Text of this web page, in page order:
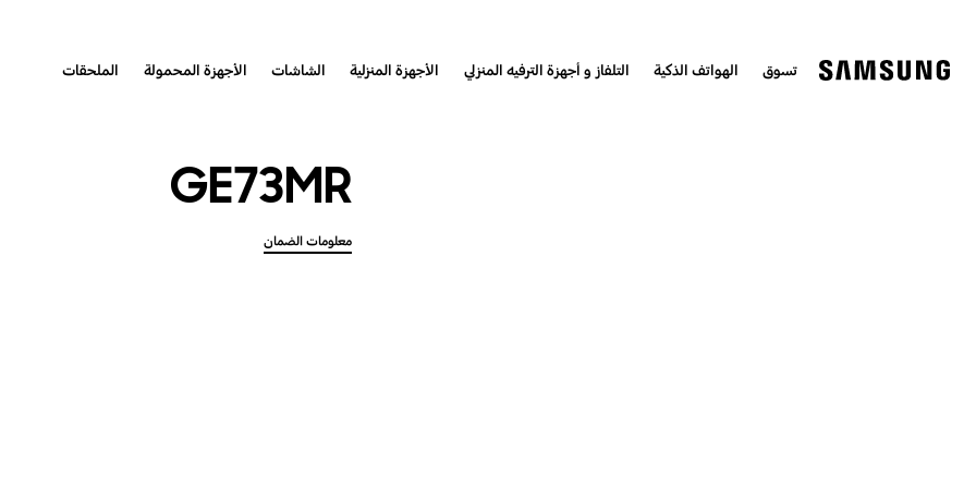
تسوق الهواتف الذكية التلفاز و أجهزة الترفيه المنزلي الأجهزة المنزلية الشاشات الأجهزة المحمولة الملحقات
GE73MR
معلومات الضمان